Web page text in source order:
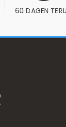
60 DAGEN